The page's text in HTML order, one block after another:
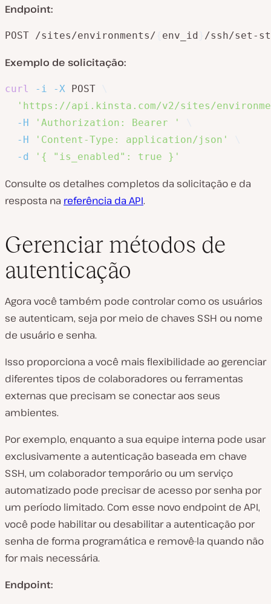
Endpoint:
POST /sites/environments/ env_id /ssh/set-
Exemplo de solicitação:
curl -i -X POST
'https://api.kinsta.com/v2/sites/
-H
'Authorization: Bearer '
-H
'Content-Type: application/json'
-d
'{ "is_enabled": true }'
Consulte os detalhes completos da solicitação e da
resposta na referência da API.
Gerenciar métodos de
autenticação
Agora você também pode controlar como os usuários
se autenticam, seja por meio de chaves SSH ou nome
de usuário e senha.
Isso proporciona a você mais flexibilidade ao gerenciar
diferentes tipos de colaboradores ou ferramentas
externas que precisam se conectar aos seus
ambientes.
Por exemplo, enquanto a sua equipe interna pode usar
exclusivamente a autenticação baseada em chave
SSH, um colaborador temporário ou um serviço
automatizado pode precisar de acesso por senha por
um período limitado. Com esse novo endpoint de API,
você pode habilitar ou desabilitar a autenticação por
senha de forma programática e removê-la quando não
for mais necessária.
Endpoint: